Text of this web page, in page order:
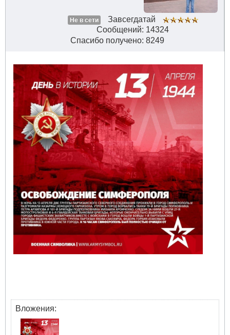
Не в сети
Завсегдатай
Сообщений: 14324
Спасибо получено: 8249
Вложения: